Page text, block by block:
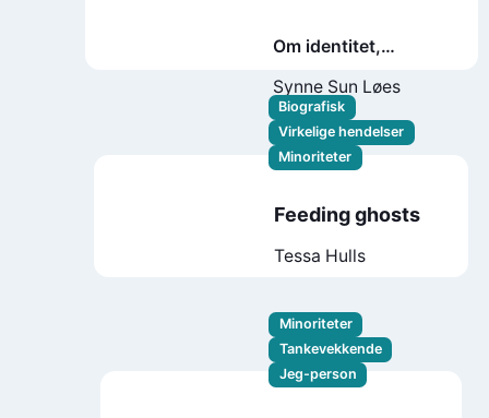
Om identitet,
og koreansk
hevnkunst : essay
Synne Sun Løes
Biografisk
Virkelige hendelser
Minoriteter
Feeding ghosts
Tessa Hulls
Minoriteter
Tankevekkende
Jeg-person